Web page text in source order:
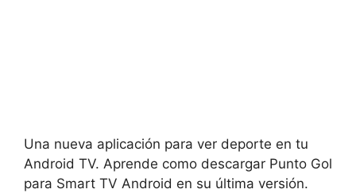
Una nueva aplicación para ver deporte en tu
Android TV. Aprende como descargar Punto Gol
para Smart TV Android en su última versión.